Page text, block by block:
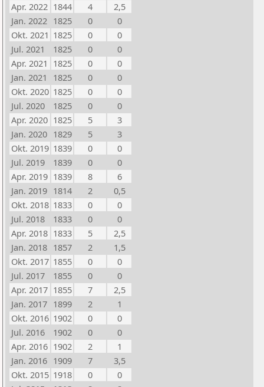
Apr. 2022 1844 4
2,5
Jan. 2022 1825 0
0
Okt. 2021 1825 0
0
Jul. 2021
1825 0
0
Apr. 2021 1825 0
0
Jan. 2021
1825 0
0
Okt. 2020 1825 0
0
Jul. 2020
1825 0
0
Apr. 2020 1825 5
3
Jan. 2020 1829 5
3
Okt. 2019 1839 0
0
Jul. 2019
1839 0
0
Apr. 2019 1839 8
6
Jan. 2019 1814 2
0,5
Okt. 2018 1833 0
0
Jul. 2018
1833 0
0
Apr. 2018 1833 5
2,5
Jan. 2018 1857 2
1,5
Okt. 2017 1855 0
0
Jul. 2017
1855 0
0
Apr. 2017 1855 7
2,5
Jan. 2017 1899 2
1
Okt. 2016 1902 0
0
Jul. 2016
1902 0
0
Apr. 2016 1902 2
1
Jan. 2016 1909 7
3,5
Okt. 2015 1918 0
0